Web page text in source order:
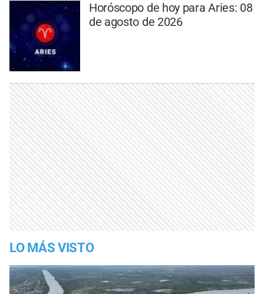
Horóscopo de hoy para Aries: 08
de agosto de 2026
LO MÁS VISTO